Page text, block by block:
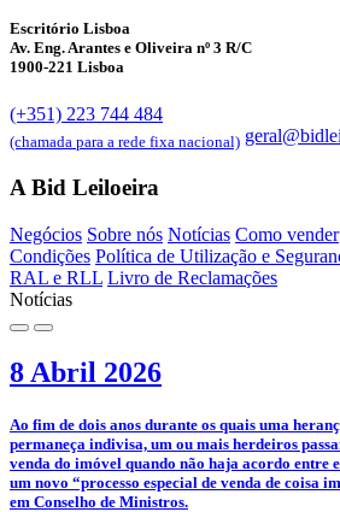
Escritório Lisboa
Av. Eng. Arantes e Oliveira nº 3 R/C
1900-221 Lisboa
(+351) 223 744 484
(chamada para a rede fixa nacional)
A Bid Leiloeira
Negócios Sobre nós Notícias Como vender
Condições Política de Utilização e
RAL e RLL Livro de Reclamações
Notícias
8 Abril 2026
­Ao fim de dois anos durante os quais uma
permaneça indivisa, um ou mais herdeiros
venda do imóvel quando não haja acordo entre
um novo “processo especial de venda de coisa
em Conselho de Ministros.